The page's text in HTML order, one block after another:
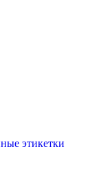
этикетки